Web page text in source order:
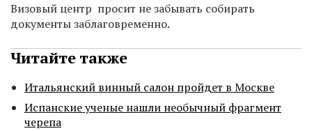
Визовый центр просит не забывать собирать
документы заблаговременно.
Читайте также
Итальянский винный салон пройдет в Москве
Испанские ученые нашли необычный фрагмент
черепа